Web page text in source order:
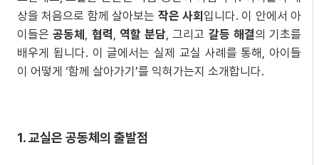
상을 처음으로 함께 살아보는 작은 사회입니다. 이 안에서 아
이들은공동체 협력 역할 분담 , 그리고 갈등 해결의 기초를
배우게 됩니다. 이 글에서는 실제 교실 사례를 통해, 아이들
이 어떻게 ‘함께 살아가기’를 익혀가는지 소개합니다.
1. 교실은 공동체의 출발점